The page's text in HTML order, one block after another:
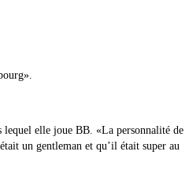
elle joue BB. «La personnalité de
un gentleman et qu’il était super au